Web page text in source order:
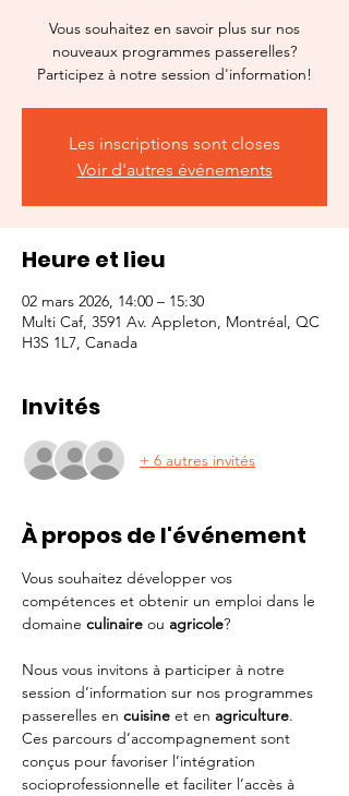
Vous souhaitez en savoir plus sur nos
nouveaux programmes passerelles?
Participez à notre session d'information!
Les inscriptions sont closes
Voir d'autres événements
Heure et lieu
02 mars 2026, 14:00 – 15:30
Multi Caf, 3591 Av. Appleton, Montréal, QC
H3S 1L7, Canada
Invités
+ 6 autres invités
À propos de l'événement
Vous souhaitez développer vos
compétences et obtenir un emploi dans le
domaine culinaire ou agricole?
Nous vous invitons à participer à notre
session d’information sur nos programmes
passerelles en cuisine et en agriculture.
Ces parcours d’accompagnement sont
conçus pour favoriser l’intégration
socioprofessionnelle et faciliter l’accès à